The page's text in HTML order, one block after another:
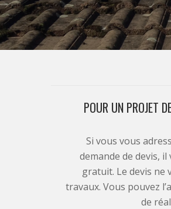
POUR UN PROJET
Si vous vous
demande de devis,
gratuit. Le devis ne
travaux. Vous pouvez
de